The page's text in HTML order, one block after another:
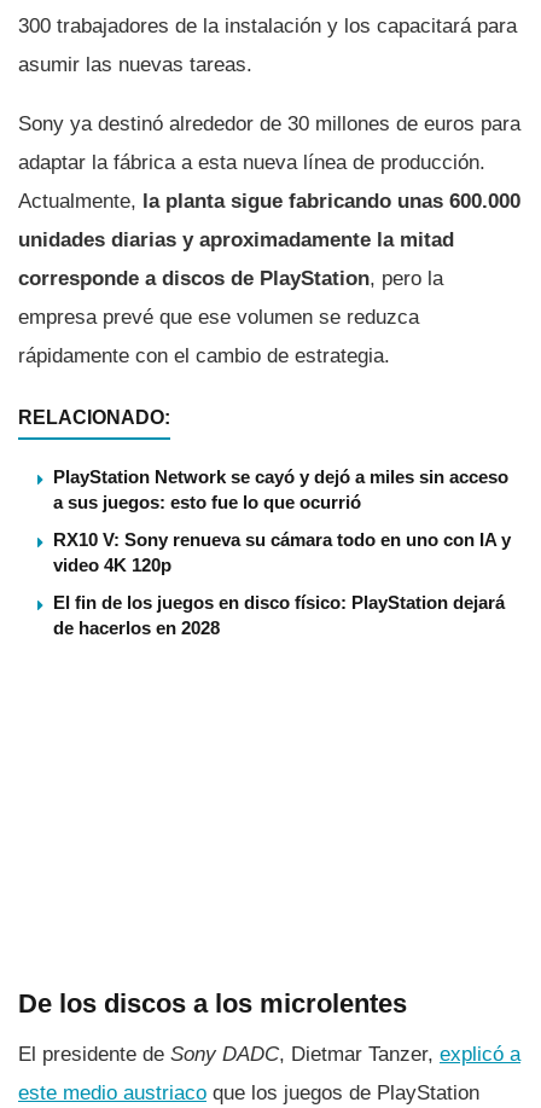
300 trabajadores de la instalación y los capacitará para
asumir las nuevas tareas.
Sony ya destinó alrededor de 30 millones de euros para
adaptar la fábrica a esta nueva línea de producción.
Actualmente, la planta sigue fabricando unas 600.000
unidades diarias y aproximadamente la mitad
corresponde a discos de PlayStation, pero la
empresa prevé que ese volumen se reduzca
rápidamente con el cambio de estrategia.
RELACIONADO:
PlayStation Network se cayó y dejó a miles sin acceso
a sus juegos: esto fue lo que ocurrió
RX10 V: Sony renueva su cámara todo en uno con IA y
video 4K 120p
El fin de los juegos en disco físico: PlayStation dejará
de hacerlos en 2028
De los discos a los microlentes
El presidente de Sony DADC, Dietmar Tanzer, explicó a
este medio austriaco que los juegos de PlayStation